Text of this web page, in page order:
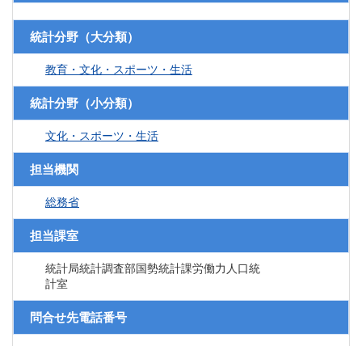
統計分野（大分類）
教育・文化・スポーツ・生活
統計分野（小分類）
文化・スポーツ・生活
担当機関
総務省
担当課室
統計局統計調査部国勢統計課労働力人口統
計室
問合せ先電話番号